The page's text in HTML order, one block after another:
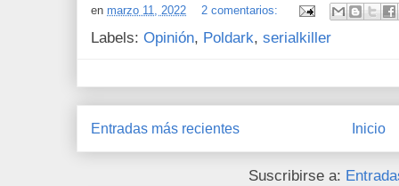
en marzo 11, 2022 2 comentarios:
Labels: Opinión, Poldark, serialkiller
Entradas más recientes Inicio
Suscribirse a: